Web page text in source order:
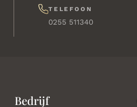
TELEFOON
0255 511340
Bedrijf